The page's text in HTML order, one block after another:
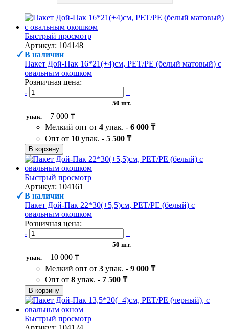
Быстрый просмотр
Артикул: 104148
В наличии
Пакет Дой-Пак 16*21(+4)см, PET/PE (белый матовый) с
овальным окошком
Розничная цена:
-
+
50 шт.
упак.
7 000 ₸
Мелкий опт от 4 упак. - 6 000 ₸
Опт от 10 упак. - 5 500 ₸
В корзину
Быстрый просмотр
Артикул: 104161
В наличии
Пакет Дой-Пак 22*30(+5,5)см, PET/PE (белый) с
овальным окошком
Розничная цена:
-
+
50 шт.
упак.
10 000 ₸
Мелкий опт от 3 упак. - 9 000 ₸
Опт от 8 упак. - 7 500 ₸
В корзину
Быстрый просмотр